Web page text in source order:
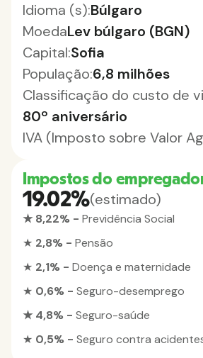
Idioma (s):Búlgaro
MoedaLev búlgaro (BGN)
Capital:Sofia
População:6,8 milhões
Classificação do custo de
80º aniversário
IVA (Imposto sobre Valor
Impostos do
19.02%(estimado)
★ 8,22% - Previdência Social
★ 2,8% - Pensão
★ 2,1% - Doença e maternidade
★ 0,6% - Seguro-desemprego
★ 4,8% - Seguro-saúde
★ 0,5% - Seguro contra